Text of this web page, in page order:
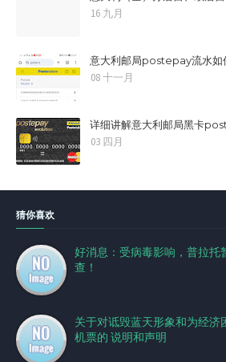
16 九月
意大利邮局postepay流水如
08 十一月
详细讲解意大利邮局黑卡
03 四月
猜你喜欢
好消息：受病毒影响，普拉托
查！
关于对诋毁蓝天形象和为经济
机票的 说明和声明